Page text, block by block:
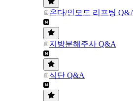
온다/인모드 리프팅
지방분해주사 Q&A
식단 Q&A